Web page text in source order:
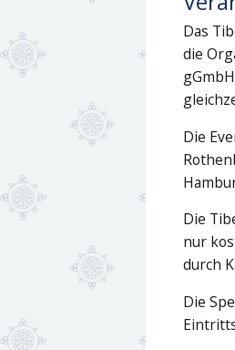
Das
die
Die
Die
nur
durch
Die